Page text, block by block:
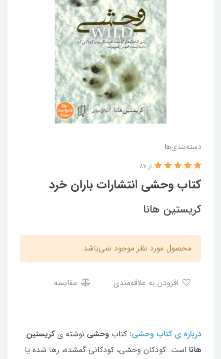
دسته‌بندی‌ها
کتاب وحشی انتشارات باران خرد
از 87
کریستین هانا
محصول مورد نظر موجود نمی‌باشد.
مقایسه
درباره ی کتاب وحشی: کتاب وحشی نوشته ی کریستین
هانا است. کودکان وحشی، کودکانی گمشده، رها شده یا